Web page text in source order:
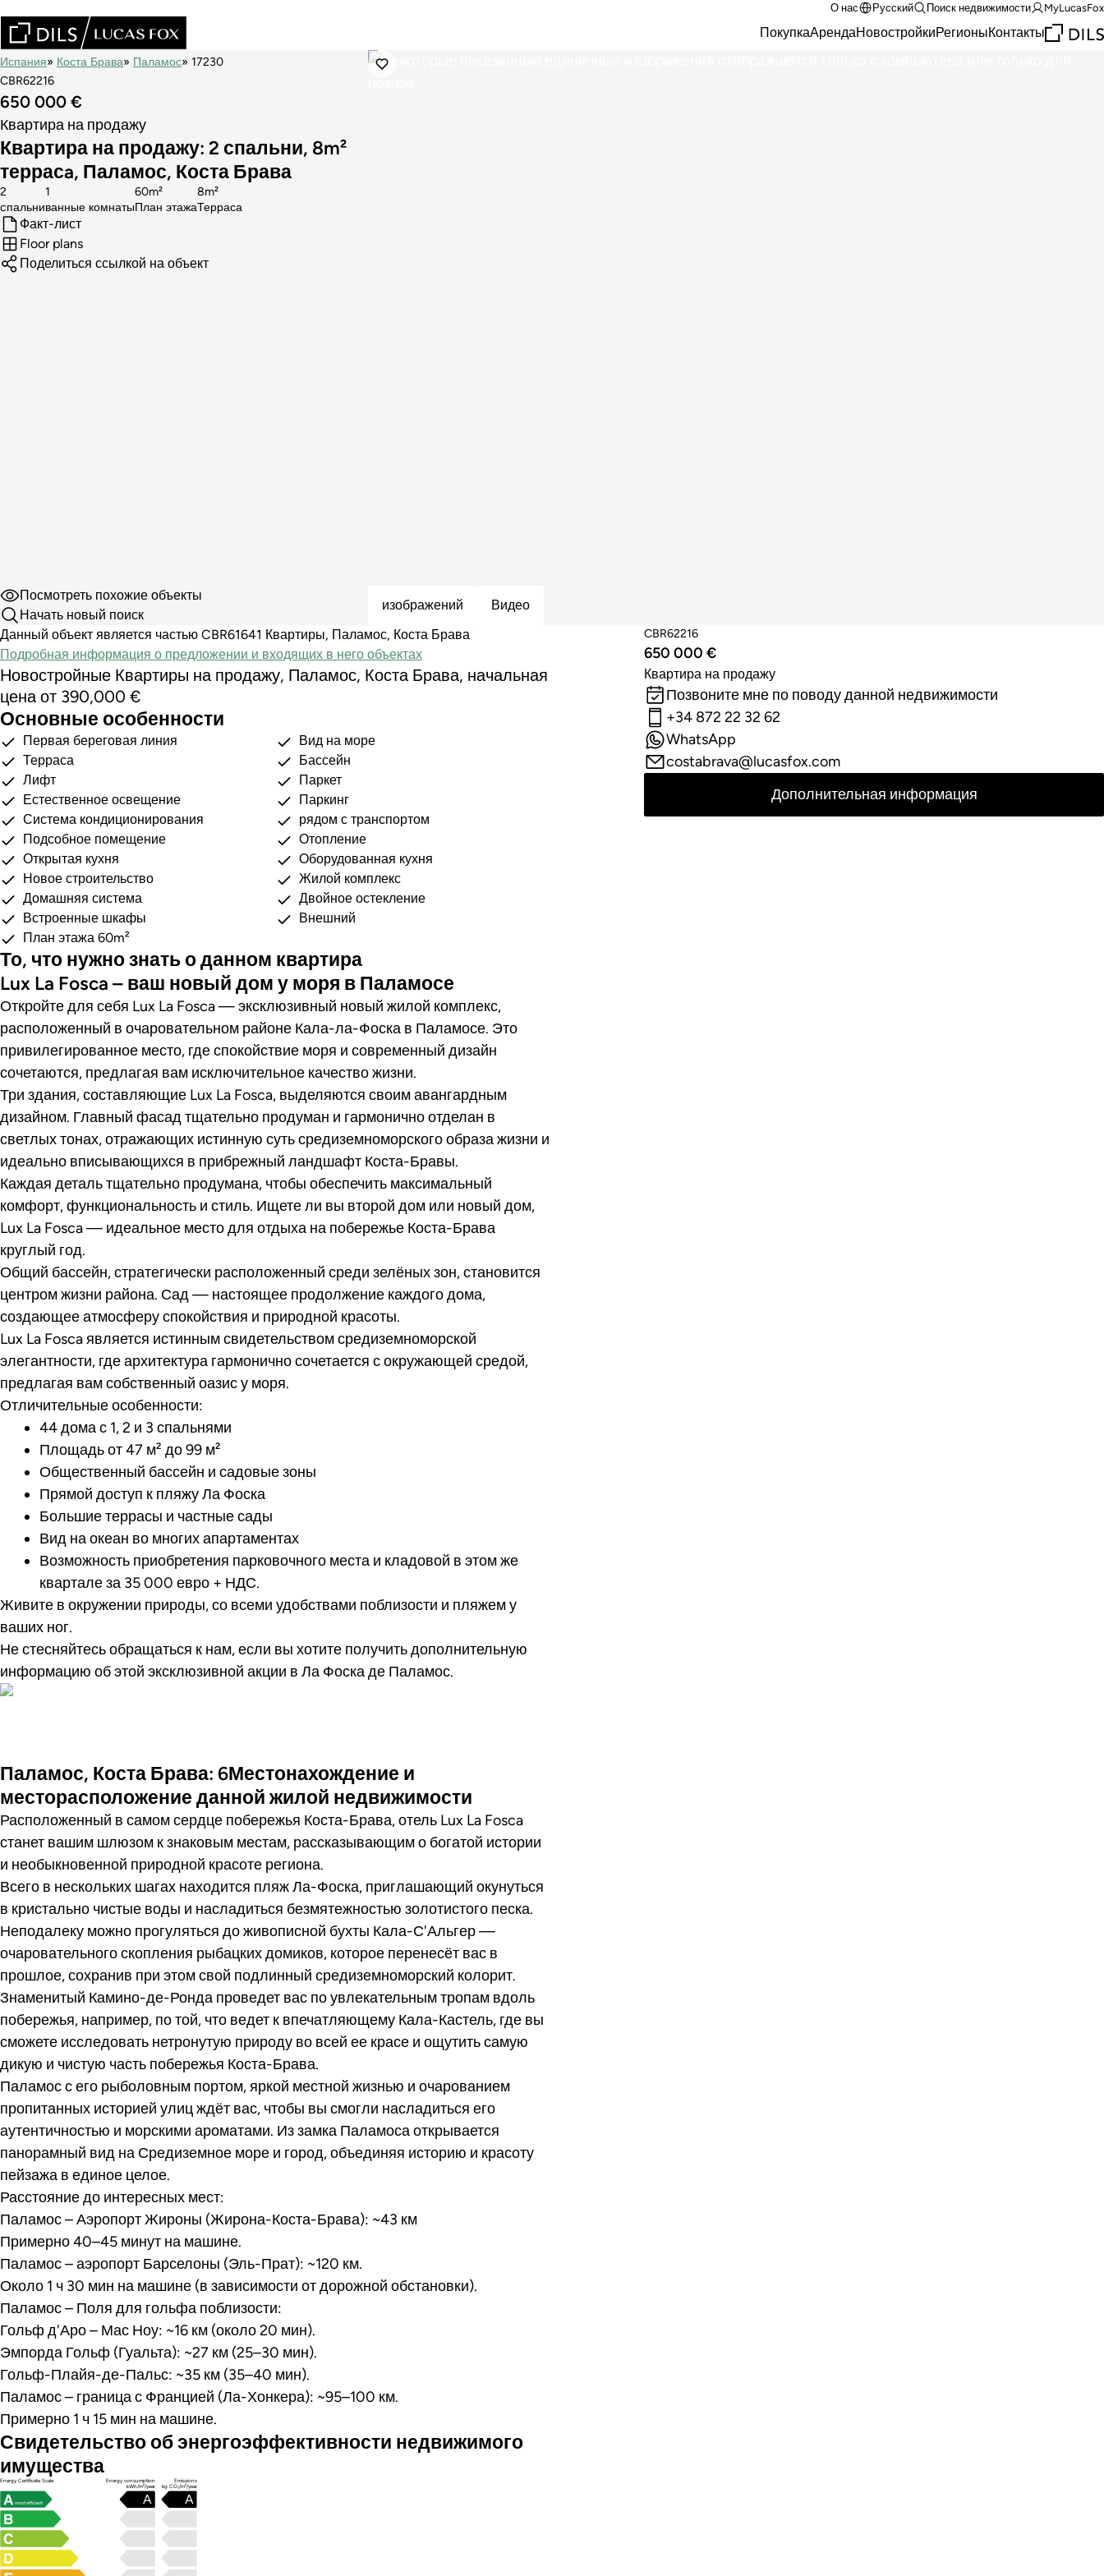
О нас Русский Поиск недвижимости MyLucasFox
ПокупкаАрендаНовостройкиРегионыКонтакты
изображений Видео
Испания Коста Брава Паламос
17230
CBR62216
650 000 €
Квартира на продажу
Квартира на продажу: 2 спальни, 8m²
террасa, Паламос, Коста Брава
cпальни
2
ванные комнаты
1
План этажа
60m²
Терраса
8m²
Факт-лист
Floor plans
Поделиться ссылкой на объект
Посмотреть похожие объекты
Начать новый поиск
Данный объект является частью CBR61641 Квартиры, Паламос, Коста Брава
Подробная информация о предложении и входящих в него объектах
Новостройные Квартиры на продажу, Паламос, Коста Брава, начальная
цена от 390,000 €
Основные особенности
Первая береговая линия
Вид на море
Терраса
Бассейн
Лифт
Паркет
Естественное освещение
Паркинг
Система кондиционирования
рядом с транспортом
Подсобное помещение
Отопление
Открытая кухня
Оборудованная кухня
Новое строительство
Жилой комплекс
Домашняя система
Двойное остекление
Встроенные шкафы
Внешний
План этажа 60m²
То, что нужно знать о данном квартира
Lux La Fosca – ваш новый дом у моря в Паламосе
Откройте для себя Lux La Fosca — эксклюзивный новый жилой комплекс,
расположенный в очаровательном районе Кала-ла-Фоска в Паламосе. Это
привилегированное место, где спокойствие моря и современный дизайн
сочетаются, предлагая вам исключительное качество жизни.
Три здания, составляющие Lux La Fosca, выделяются своим авангардным
дизайном. Главный фасад тщательно продуман и гармонично отделан в
светлых тонах, отражающих истинную суть средиземноморского образа жизни и
идеально вписывающихся в прибрежный ландшафт Коста-Бравы.
Каждая деталь тщательно продумана, чтобы обеспечить максимальный
комфорт, функциональность и стиль. Ищете ли вы второй дом или новый дом,
Lux La Fosca — идеальное место для отдыха на побережье Коста-Брава
круглый год.
Общий бассейн, стратегически расположенный среди зелёных зон, становится
центром жизни района. Сад — настоящее продолжение каждого дома,
создающее атмосферу спокойствия и природной красоты.
Lux La Fosca является истинным свидетельством средиземноморской
элегантности, где архитектура гармонично сочетается с окружающей средой,
предлагая вам собственный оазис у моря.
Отличительные особенности:
44 дома с 1, 2 и 3 спальнями
Площадь от 47 м² до 99 м²
Общественный бассейн и садовые зоны
Прямой доступ к пляжу Ла Фоска
Большие террасы и частные сады
Вид на океан во многих апартаментах
Возможность приобретения парковочного места и кладовой в этом же
квартале за 35 000 евро + НДС.
Живите в окружении природы, со всеми удобствами поблизости и пляжем у
ваших ног.
Не стесняйтесь обращаться к нам, если вы хотите получить дополнительную
информацию об этой эксклюзивной акции в Ла Фоска де Паламос.
Паламос, Коста Брава: 6Местонахождение и
месторасположение данной жилой недвижимости
Расположенный в самом сердце побережья Коста-Брава, отель Lux La Fosca
станет вашим шлюзом к знаковым местам, рассказывающим о богатой истории
и необыкновенной природной красоте региона.
Всего в нескольких шагах находится пляж Ла-Фоска, приглашающий окунуться
в кристально чистые воды и насладиться безмятежностью золотистого песка.
Неподалеку можно прогуляться до живописной бухты Кала-С'Альгер —
очаровательного скопления рыбацких домиков, которое перенесёт вас в
прошлое, сохранив при этом свой подлинный средиземноморский колорит.
Знаменитый Камино-де-Ронда проведет вас по увлекательным тропам вдоль
побережья, например, по той, что ведет к впечатляющему Кала-Кастель, где вы
сможете исследовать нетронутую природу во всей ее красе и ощутить самую
дикую и чистую часть побережья Коста-Брава.
Паламос с его рыболовным портом, яркой местной жизнью и очарованием
пропитанных историей улиц ждёт вас, чтобы вы смогли насладиться его
аутентичностью и морскими ароматами. Из замка Паламоса открывается
панорамный вид на Средиземное море и город, объединяя историю и красоту
пейзажа в единое целое.
Расстояние до интересных мест:
Паламос – Аэропорт Жироны (Жирона-Коста-Брава): ~43 км
Примерно 40–45 минут на машине.
Паламос – аэропорт Барселоны (Эль-Прат): ~120 км.
Около 1 ч 30 мин на машине (в зависимости от дорожной обстановки).
Паламос – Поля для гольфа поблизости:
Гольф д'Аро – Мас Ноу: ~16 км (около 20 мин).
Эмпорда Гольф (Гуальта): ~27 км (25–30 мин).
Гольф-Плайя-де-Пальс: ~35 км (35–40 мин).
Паламос – граница с Францией (Ла-Хонкера): ~95–100 км.
Примерно 1 ч 15 мин на машине.
Свидетельство об энергоэффективности недвижимого
имущества
Energy Certificate Scale
Energy consumption
kWh/m²/year
Emissions
kg CO₂/m²/year
most efficient A
A
CBR62216
650 000 €
Квартира на продажу
Позвоните мне по поводу данной недвижимости
+34 872 22 32 62
WhatsApp
costabrava@lucasfox.com
Дополнительная информация